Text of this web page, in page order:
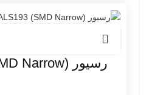
رسیور 75ALS193 (SMD Narrow)